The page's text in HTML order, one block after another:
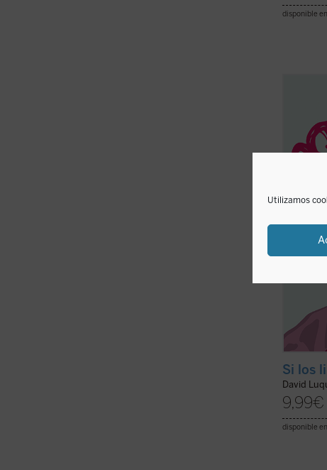
Utilizamos
disponible
David
el
las
Si los
David
9,99€
disponible